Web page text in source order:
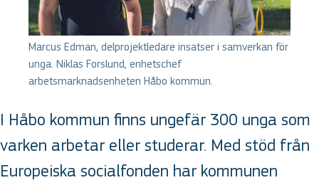
Marcus Edman, delprojektledare insatser i samverkan för
unga. Niklas Forslund, enhetschef
arbetsmarknadsenheten Håbo kommun.
I Håbo kommun finns ungefär 300 unga som
varken arbetar eller studerar. Med stöd från
Europeiska socialfonden har kommunen